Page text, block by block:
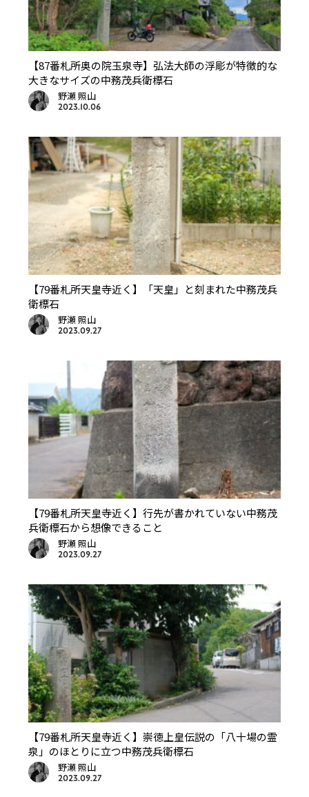
【87番札所奥の院玉泉寺】弘法大師の浮彫が特徴的な
大きなサイズの中務茂兵衛標石
野瀬 照山
2023.10.06
【79番札所天皇寺近く】「天皇」と刻まれた中務茂兵
衛標石
野瀬 照山
2023.09.27
【79番札所天皇寺近く】行先が書かれていない中務茂
兵衛標石から想像できること
野瀬 照山
2023.09.27
【79番札所天皇寺近く】崇徳上皇伝説の「八十場の霊
泉」のほとりに立つ中務茂兵衛標石
野瀬 照山
2023.09.27